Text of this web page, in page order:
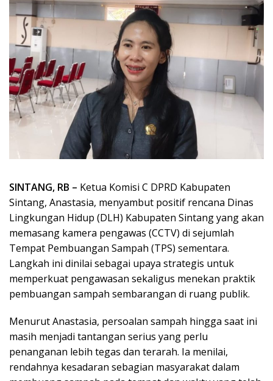
SINTANG, RB – Ketua Komisi C DPRD Kabupaten
Sintang, Anastasia, menyambut positif rencana Dinas
Lingkungan Hidup (DLH) Kabupaten Sintang yang akan
memasang kamera pengawas (CCTV) di sejumlah
Tempat Pembuangan Sampah (TPS) sementara.
Langkah ini dinilai sebagai upaya strategis untuk
memperkuat pengawasan sekaligus menekan praktik
pembuangan sampah sembarangan di ruang publik.
Menurut Anastasia, persoalan sampah hingga saat ini
masih menjadi tantangan serius yang perlu
penanganan lebih tegas dan terarah. Ia menilai,
rendahnya kesadaran sebagian masyarakat dalam